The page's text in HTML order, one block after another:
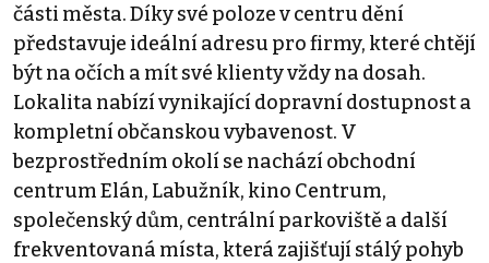
části města. Díky své poloze v centru dění
představuje ideální adresu pro firmy, které chtějí
být na očích a mít své klienty vždy na dosah.
Lokalita nabízí vynikající dopravní dostupnost a
kompletní občanskou vybavenost. V
bezprostředním okolí se nachází obchodní
centrum Elán, Labužník, kino Centrum,
společenský dům, centrální parkoviště a další
frekventovaná místa, která zajišťují stálý pohyb